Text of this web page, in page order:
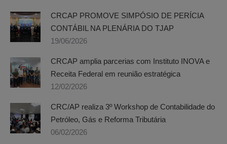
CRCAP PROMOVE SIMPÓSIO DE PERÍCIA
CONTÁBIL NA PLENÁRIA DO TJAP
19/06/2026
CRCAP amplia parcerias com Instituto INOVA e
Receita Federal em reunião estratégica
12/02/2026
CRC/AP realiza 3º Workshop de Contabilidade do
Petróleo, Gás e Reforma Tributária
06/02/2026